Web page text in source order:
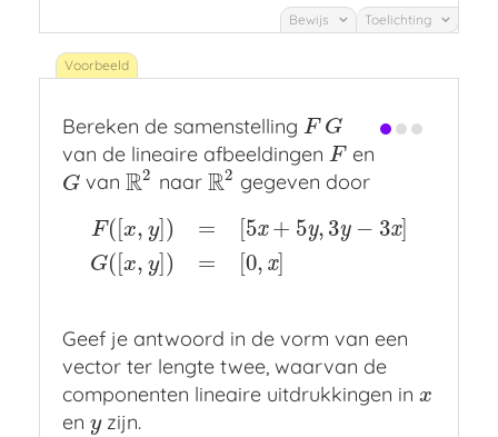
Bewijs Toelichting
Bereken de samenstelling F G
FG
van de lineaire afbeeldingen F
F en
G
G vanR2
R2 naar R2
R2 gegeven door
F( [x, y] )
G([x, y])
=
=
5x + 5y, 3y − 3x]
[0, x]
[x ] )=[ y x] ([x y] x]
Geef je antwoord in de vorm van een
vector ter lengte twee, waarvan de
componenten lineaire uitdrukkingen in x
x
en y
yzijn.